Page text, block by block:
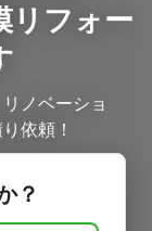
リフォー
ノベーショ
依頼！
？